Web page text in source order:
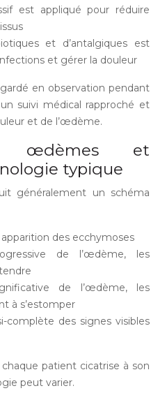
est appliqué pour réduire
et d’antalgiques est
et gérer la douleur
en observation pendant
suivi médical rapproché et
et de l’œdème.
œdèmes et
typique
généralement un schéma
des ecchymoses
de l’œdème, les
de l’œdème, les
à s’estomper
complète des signes visibles
patient cicatrise à son
peut varier.